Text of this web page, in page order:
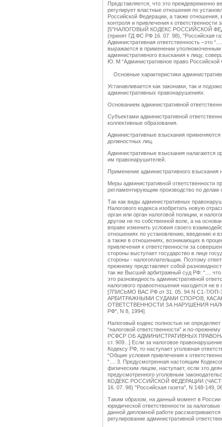
Представляется, что это преждевременно
регулирует властные отношения по
Российской Федерации, а также
контроля и привлечения к
[5"НАЛОГОВЫЙ КОДЕКС РОССИЙСКОЙ
(принят ГД ФС РФ 16. 07. 98), "Российская
Административная ответственность –это
выражается в применении
административного взыскания к лицу,
Ю. М “Административное право Российской
Основные характеристики
Устанавливается как законами, так и
административных правонарушениях.
Основанием административной
Субъектами административной
коллективные образования.
Административные взыскания
должностных лиц.
Административные взыскания налагаются
им правонарушителей.
Применение административного
Меры административной ответственности
регламентирующим производство по
Так как виды административных
Налогового кодекса изобретать новую
орган или орган налоговой полиции, и
другом не по собственной воле, а на
вправе изменить условия своего
отношениях по установлению, введению и
а также в отношениях, возникающих в
привлечения к ответственности за
стороны выступает государство в лице
стороны - налогоплательщик. Поэтому
прежнему представляет собой
так же Высший арбитражный суд РФ: “.... что
это разновидность административной
налогового правоотношения находится не
[7ПИСЬМО ВАС РФ от 31. 05. 94 N С1-7/
АРБИТРАЖНЫМИ СУДАМИ СПОРОВ,
ОТВЕТСТВЕННОСТИ ЗА НАРУШЕНИЯ
РФ", N 8, 1994]
Налоговый кодекс полностью не
“налоговой ответственности” и по-
РСФСР ОБ АДМИНИСТРАТИВНЫХ
ст. 909...] Если за налоговое
Кодексу РФ, то наступает уголовная
“Общие условия привлечения к
“.... 3. Предусмотренная настоящим
физическим лицом, наступает, если это
предусмотренного уголовным
КОДЕКС РОССИЙСКОЙ ФЕДЕРАЦИИ (ЧАСТЬ
16. 07. 98) "Российская газета", N 148-149,
Таким образом, на данный момент в
юридической ответственности за
данной дипломной работе
регулирование административной